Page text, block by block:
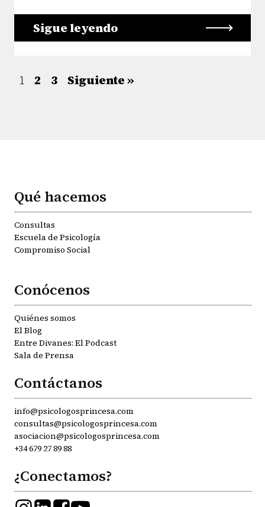
Sigue leyendo
1 2 3 Siguiente »
Qué hacemos
Consultas
Escuela de Psicología
Compromiso Social
Conócenos
Quiénes somos
El Blog
Entre Divanes: El Podcast
Sala de Prensa
Contáctanos
info@psicologosprincesa.com
consultas@psicologosprincesa.com
asociacion@psicologosprincesa.com
+34 679 27 89 88
¿Conectamos?